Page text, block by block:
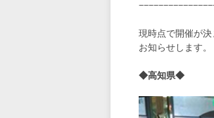
現時点で開催が
お知らせします。
◆高知県◆